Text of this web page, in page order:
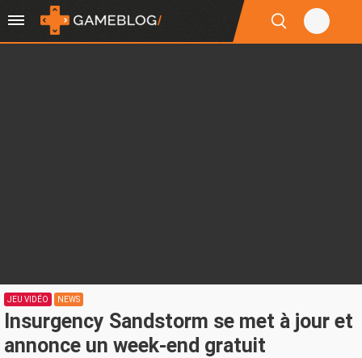
JEU VIDÉO NEWS
Insurgency Sandstorm se met à jour et
annonce un week-end gratuit